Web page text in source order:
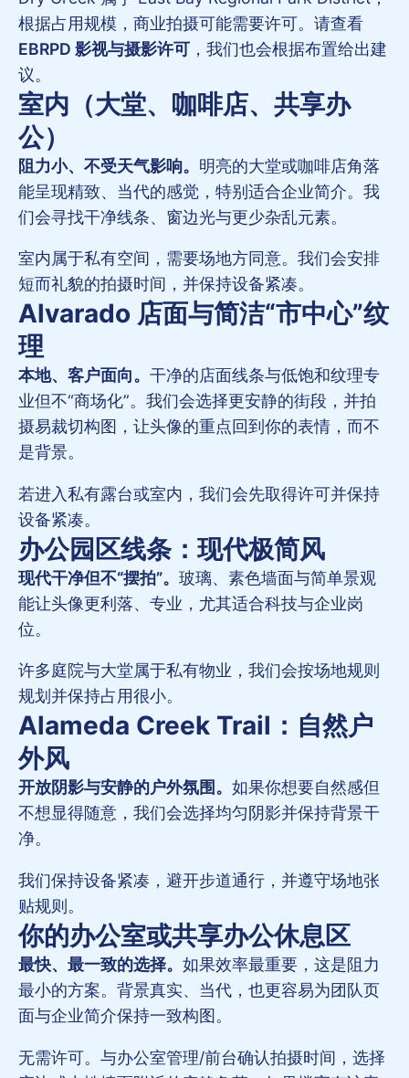
根据占用规模，商业拍摄可能需要许可。请查看
EBRPD 影视与摄影许可 ，我们也会根据布置给出建
议。
室内（大堂、咖啡店、共享办
公）
阻力小、不受天气影响。 明亮的大堂或咖啡店角落
能呈现精致、当代的感觉，特别适合企业简介。我
们会寻找干净线条、窗边光与更少杂乱元素。
室内属于私有空间，需要场地方同意。我们会安排
短而礼貌的拍摄时间，并保持设备紧凑。
Alvarado 店面与简洁“市中心”纹
理
本地、客户面向。 干净的店面线条与低饱和纹理专
业但不“商场化”。我们会选择更安静的街段，并拍
摄易裁切构图，让头像的重点回到你的表情，而不
是背景。
若进入私有露台或室内，我们会先取得许可并保持
设备紧凑。
办公园区线条：现代极简风
现代干净但不“摆拍”。 玻璃、素色墙面与简单景观
能让头像更利落、专业，尤其适合科技与企业岗
位。
许多庭院与大堂属于私有物业，我们会按场地规则
规划并保持占用很小。
Alameda Creek Trail：自然户
外风
开放阴影与安静的户外氛围。 如果你想要自然感但
不想显得随意，我们会选择均匀阴影并保持背景干
净。
我们保持设备紧凑，避开步道通行，并遵守场地张
贴规则。
你的办公室或共享办公休息区
最快、最一致的选择。 如果效率最重要，这是阻力
最小的方案。背景真实、当代，也更容易为团队页
面与企业简介保持一致构图。
无需许可。与办公室管理/前台确认拍摄时间，选择